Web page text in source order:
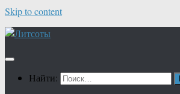
Skip to content
Найти: